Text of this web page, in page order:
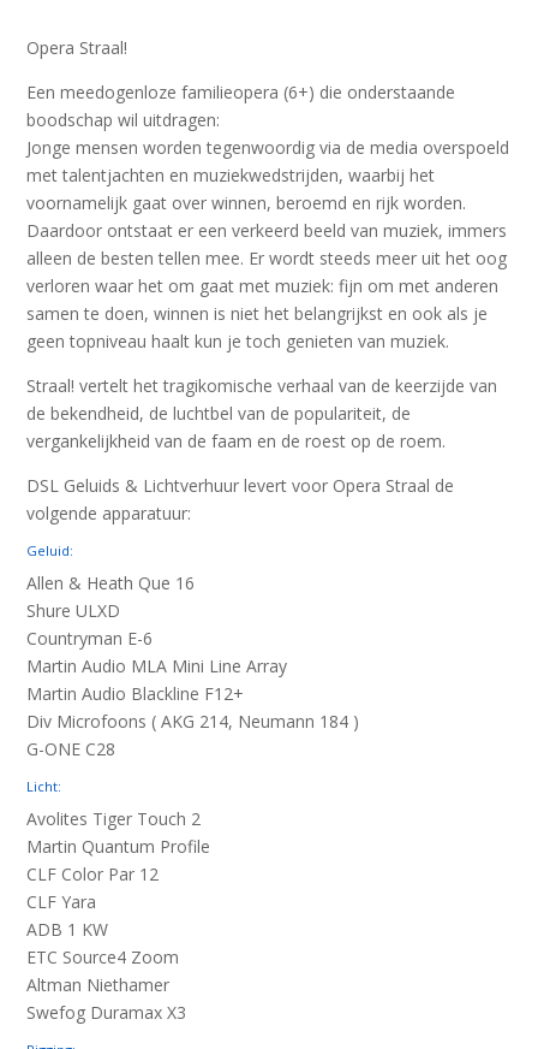
Opera Straal!
Een meedogenloze familieopera (6+) die onderstaande
boodschap wil uitdragen:
Jonge mensen worden tegenwoordig via de media overspoeld
met talentjachten en muziekwedstrijden, waarbij het
voornamelijk gaat over winnen, beroemd en rijk worden.
Daardoor ontstaat er een verkeerd beeld van muziek, immers
alleen de besten tellen mee. Er wordt steeds meer uit het oog
verloren waar het om gaat met muziek: fijn om met anderen
samen te doen, winnen is niet het belangrijkst en ook als je
geen topniveau haalt kun je toch genieten van muziek.
Straal! vertelt het tragikomische verhaal van de keerzijde van
de bekendheid, de luchtbel van de populariteit, de
vergankelijkheid van de faam en de roest op de roem.
DSL Geluids & Lichtverhuur levert voor Opera Straal de
volgende apparatuur:
Geluid:
Allen & Heath Que 16
Shure ULXD
Countryman E-6
Martin Audio MLA Mini Line Array
Martin Audio Blackline F12+
Div Microfoons ( AKG 214, Neumann 184 )
G-ONE C28
Licht:
Avolites Tiger Touch 2
Martin Quantum Profile
CLF Color Par 12
CLF Yara
ADB 1 KW
ETC Source4 Zoom
Altman Niethamer
Swefog Duramax X3